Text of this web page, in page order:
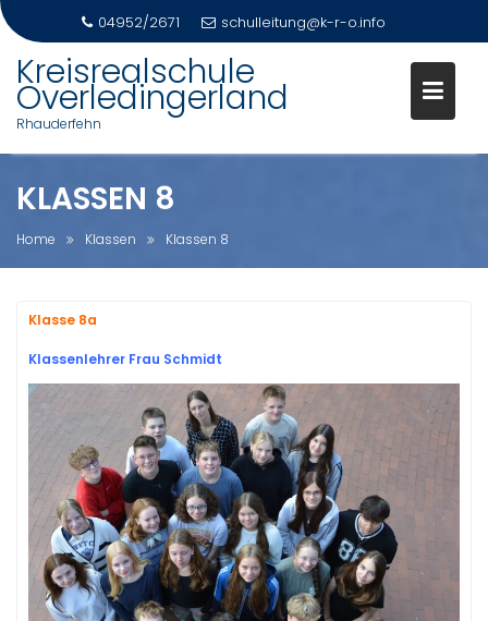
content
04952/2671 schulleitung@k-r-o.info
Kreisrealschule
Overledingerland
Rhauderfehn
KLASSEN 8
Home Klassen Klassen 8
Klasse 8a
Klassenlehrer Frau Schmidt